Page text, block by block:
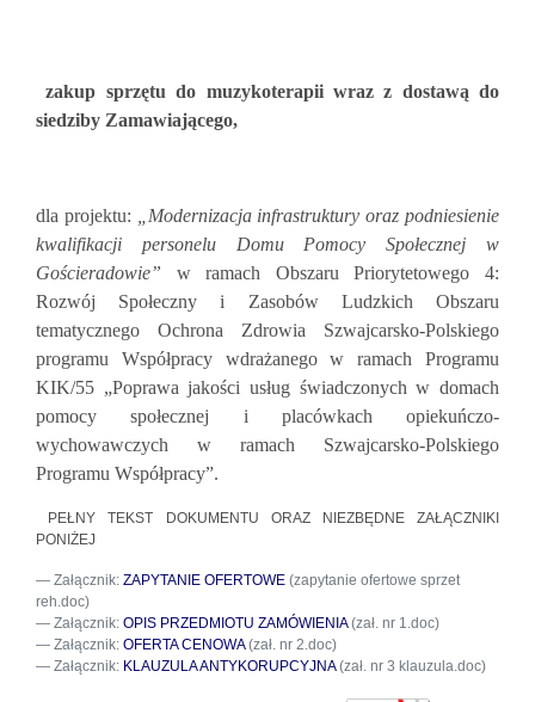
zakup sprzętu do muzykoterapii wraz z dostawą do
siedziby Zamawiającego,
dla projektu:
„Modernizacja infrastruktury oraz podniesienie
kwalifikacji personelu Domu Pomocy Społecznej w
Gościeradowie” w ramach Obszaru Priorytetowego 4:
Rozwój Społeczny i Zasobów Ludzkich Obszaru
tematycznego Ochrona Zdrowia Szwajcarsko-Polskiego
programu Współpracy wdrażanego w ramach Programu
KIK/55 „Poprawa jakości usług świadczonych w domach
pomocy społecznej i placówkach opiekuńczo-
wychowawczych w ramach Szwajcarsko-Polskiego
Programu Współpracy”.
PEŁNY TEKST DOKUMENTU ORAZ NIEZBĘDNE ZAŁĄCZNIKI
PONIŻEJ
Załącznik: ZAPYTANIE OFERTOWE (zapytanie ofertowe sprzet
reh.doc)
Załącznik: OPIS PRZEDMIOTU ZAMÓWIENIA(zał. nr 1.doc)
Załącznik: OFERTA CENOWA(zał. nr 2.doc)
Załącznik: KLAUZULA ANTYKORUPCYJNA(zał. nr 3 klauzula.doc)